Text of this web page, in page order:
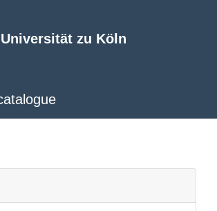
Universität zu Köln